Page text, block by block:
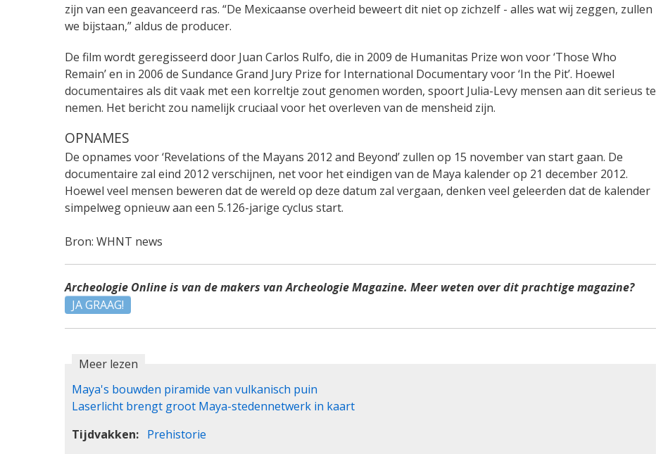
zijn van een geavanceerd ras. “De Mexicaanse overheid beweert dit niet op zichzelf - alles wat wij zeggen, zullen
we bijstaan,” aldus de producer.
De film wordt geregisseerd door Juan Carlos Rulfo, die in 2009 de Humanitas Prize won voor ‘Those Who
Remain’ en in 2006 de Sundance Grand Jury Prize for International Documentary voor ‘In the Pit’. Hoewel
documentaires als dit vaak met een korreltje zout genomen worden, spoort Julia-Levy mensen aan dit serieus te
nemen. Het bericht zou namelijk cruciaal voor het overleven van de mensheid zijn.
OPNAMES
De opnames voor ‘Revelations of the Mayans 2012 and Beyond’ zullen op 15 november van start gaan. De
documentaire zal eind 2012 verschijnen, net voor het eindigen van de Maya kalender op 21 december 2012.
Hoewel veel mensen beweren dat de wereld op deze datum zal vergaan, denken veel geleerden dat de kalender
simpelweg opnieuw aan een 5.126-jarige cyclus start.
Bron: WHNT news
Archeologie Online is van de makers van Archeologie Magazine. Meer weten over dit prachtige magazine?
JA GRAAG!
Meer lezen
Maya's bouwden piramide van vulkanisch puin
Laserlicht brengt groot Maya-stedennetwerk in kaart
Tijdvakken
Prehistorie